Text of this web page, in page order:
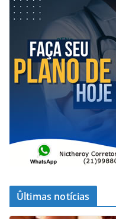
Ûltimas notícias